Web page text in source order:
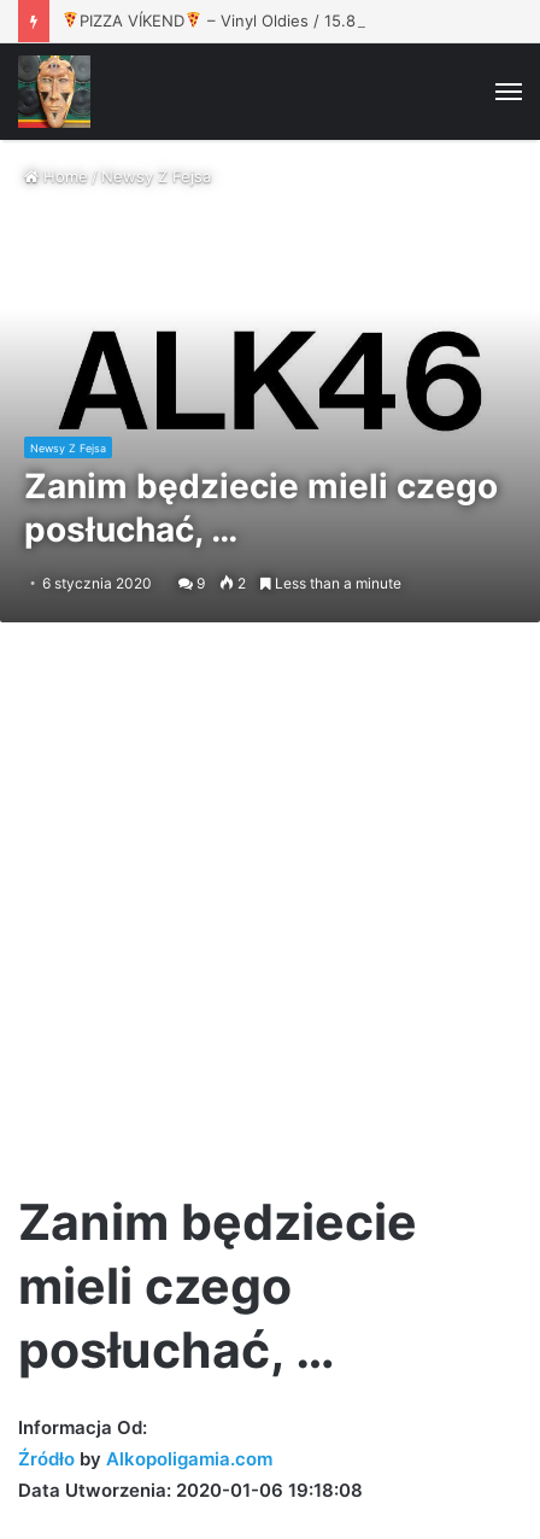
PIZZA VÍKEND – Vinyl Oldies / 15.8. / Rokáč Jablunkov
Home/Newsy Z Fejsa
Newsy Z Fejsa
Zanim będziecie mieli czego
posłuchać, …
6 stycznia 2020 9 2 Less than a minute
Zanim będziecie
mieli czego
posłuchać, …
Informacja Od:
Źródło by Alkopoligamia.com
Data Utworzenia: 2020-01-06 19:18:08